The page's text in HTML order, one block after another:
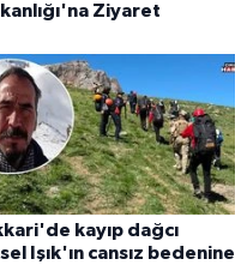
Ziyaret
kayıp dağcı
Işık'ın cansız bedenine